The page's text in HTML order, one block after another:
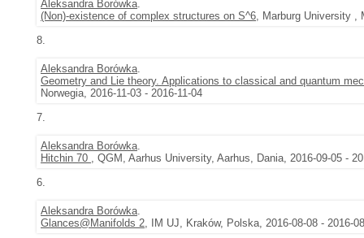
Aleksandra Borówka.
(Non)-existence of complex structures on S^6, Marburg University ,
8.
Aleksandra Borówka.
Geometry and Lie theory. Applications to classical and quantum
Norwegia, 2016-11-03 - 2016-11-04
7.
Aleksandra Borówka.
Hitchin 70 , QGM, Aarhus University, Aarhus, Dania, 2016-09-05 -
6.
Aleksandra Borówka.
Glances@Manifolds 2, IM UJ, Kraków, Polska, 2016-08-08 - 2016-